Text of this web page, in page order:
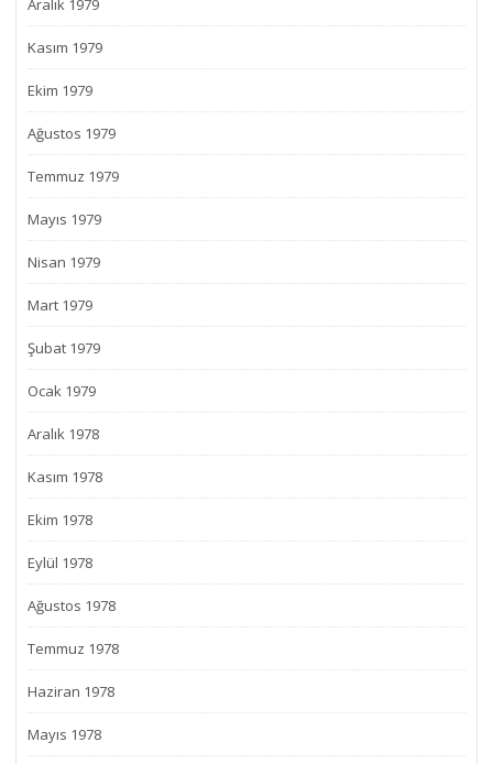
Aralık 1979
Kasım 1979
Ekim 1979
Ağustos 1979
Temmuz 1979
Mayıs 1979
Nisan 1979
Mart 1979
Şubat 1979
Ocak 1979
Aralık 1978
Kasım 1978
Ekim 1978
Eylül 1978
Ağustos 1978
Temmuz 1978
Haziran 1978
Mayıs 1978